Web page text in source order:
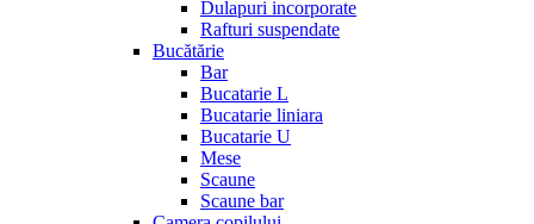
Dulapuri incorporate
Rafturi suspendate
Bucătărie
Bar
Bucatarie L
Bucatarie liniara
Bucatarie U
Mese
Scaune
Scaune bar